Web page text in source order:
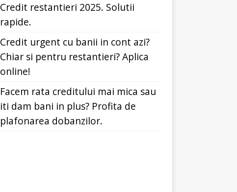
Credit restantieri 2025. Solutii
rapide.
Credit urgent cu banii in cont azi?
Chiar si pentru restantieri? Aplica
online!
Facem rata creditului mai mica sau
iti dam bani in plus? Profita de
plafonarea dobanzilor.